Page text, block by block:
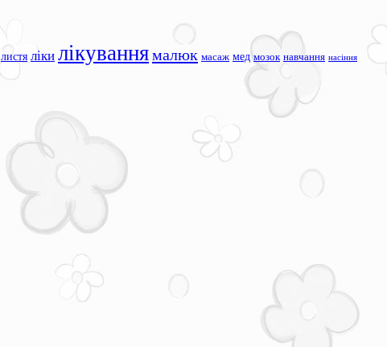
листя ліки лікуваннямалюк масаж мед мозок навчання насіння